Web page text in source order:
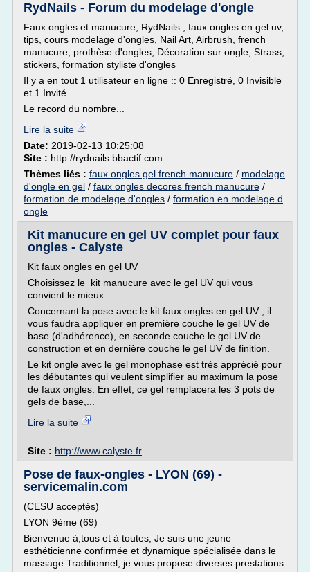
RydNails - Forum du modelage d'ongle
Faux ongles et manucure, RydNails , faux ongles en gel uv,
tips, cours modelage d'ongles, Nail Art, Airbrush, french
manucure, prothèse d'ongles, Décoration sur ongle, Strass,
stickers, formation styliste d'ongles
Il y a en tout 1 utilisateur en ligne :: 0 Enregistré, 0 Invisible
et 1 Invité
Le record du nombre...
Lire la suite
Date: 2019-02-13 10:25:08
Site : http://rydnails.bbactif.com
Thèmes liés : faux ongles gel french manucure / modelage
d'ongle en gel / faux ongles decores french manucure /
formation de modelage d'ongles / formation en modelage d
ongle
Kit manucure en gel UV complet pour faux
ongles - Calyste
Kit faux ongles en gel UV
Choisissez le kit manucure avec le gel UV qui vous
convient le mieux.
Concernant la pose avec le kit faux ongles en gel UV , il
vous faudra appliquer en première couche le gel UV de
base (d'adhérence), en seconde couche le gel UV de
construction et en dernière couche le gel UV de finition.
Le kit ongle avec le gel monophase est très apprécié pour
les débutantes qui veulent simplifier au maximum la pose
de faux ongles. En effet, ce gel remplacera les 3 pots de
gels de base,...
Lire la suite
Site : http://www.calyste.fr
Pose de faux-ongles - LYON (69) -
servicemalin.com
(CESU acceptés)
LYON 9ème (69)
Bienvenue à,tous et à toutes, Je suis une jeune
esthéticienne confirmée et dynamique spécialisée dans le
massage Traditionnel, je vous propose diverses prestations